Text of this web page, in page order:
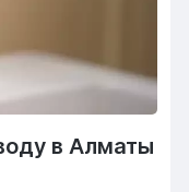
в Алматы